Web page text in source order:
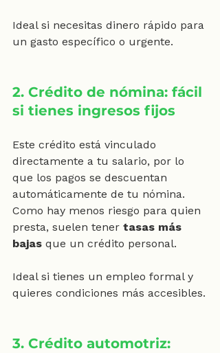
Ideal si necesitas dinero rápido para
un gasto específico o urgente.
2. Crédito de nómina: fácil
si tienes ingresos fijos
Este crédito está vinculado
directamente a tu salario, por lo
que los pagos se descuentan
automáticamente de tu nómina.
Como hay menos riesgo para quien
presta, suelen tener tasas más
bajas que un crédito personal.
Ideal si tienes un empleo formal y
quieres condiciones más accesibles.
3. Crédito automotriz: